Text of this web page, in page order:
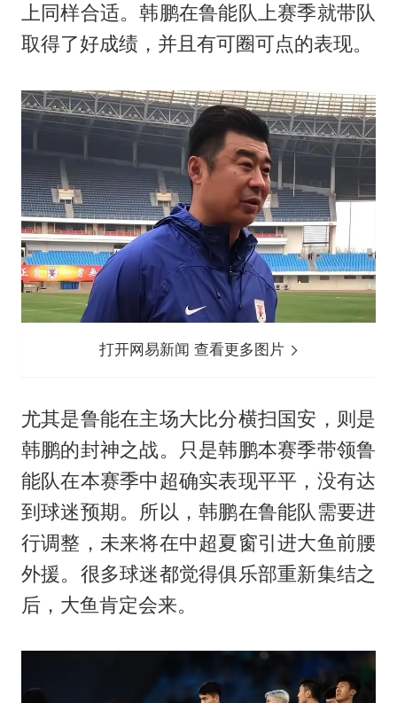
上同样合适。韩鹏在鲁能队上赛季就带队
取得了好成绩，并且有可圈可点的表现。
打开网易新闻 查看更多图片
尤其是鲁能在主场大比分横扫国安，则是
韩鹏的封神之战。只是韩鹏本赛季带领鲁
能队在本赛季中超确实表现平平，没有达
到球迷预期。所以，韩鹏在鲁能队需要进
行调整，未来将在中超夏窗引进大鱼前腰
外援。很多球迷都觉得俱乐部重新集结之
后，大鱼肯定会来。